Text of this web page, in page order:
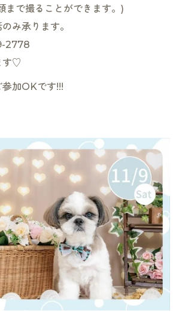
まで撮ることができます。)
み承ります。
2778
す♡
加OKです!!!